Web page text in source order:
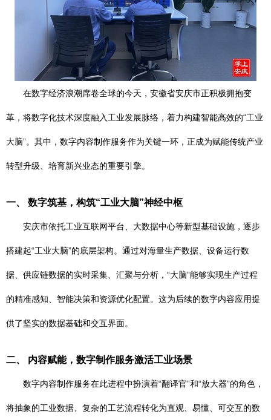
在数字经济浪潮席卷全球的今天，安徽省安庆市正积极拥抱变
革，将数字化技术深度融入工业发展脉络，着力构建智能高效的“工业
大脑”。其中，数字内容制作服务作为关键一环，正成为赋能传统产业
转型升级、培育新兴业态的重要引擎。
一、 数字筑基，构筑“工业大脑”神经中枢
安庆市依托工业互联网平台、大数据中心等新型基础设施，逐步
搭建起“工业大脑”的底层架构。通过对海量生产数据、设备运行数
据、供应链数据的实时采集、汇聚与分析，“大脑”能够实现生产过程
的精准感知、智能决策和资源优化配置。这为后续的数字内容应用提
供了坚实的数据基础和交互界面。
二、 内容赋能，数字制作服务激活工业场景
数字内容制作服务在此进程中扮演着“翻译官”和“放大器”的角色，
将抽象的工业数据、复杂的工艺流程转化为直观、易懂、可交互的数